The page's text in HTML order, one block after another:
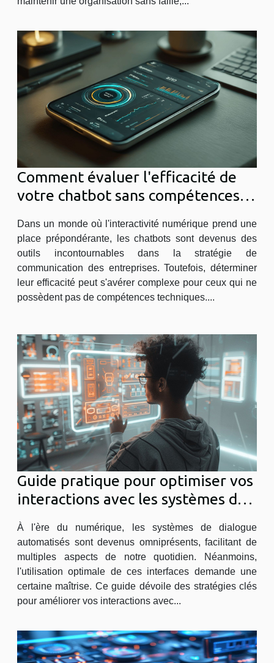
Comment évaluer l'efficacité de
votre chatbot sans compétences
Dans un monde où l'interactivité numérique prend une
place prépondérante, les chatbots sont devenus des
outils incontournables dans la stratégie de
communication des entreprises. Toutefois, déterminer
leur efficacité peut s'avérer complexe pour ceux qui ne
possèdent pas de compétences techniques....
Guide pratique pour optimiser vos
interactions avec les systèmes de
dialogue automatisés
À l'ère du numérique, les systèmes de dialogue
automatisés sont devenus omniprésents, facilitant de
multiples aspects de notre quotidien. Néanmoins,
l'utilisation optimale de ces interfaces demande une
certaine maîtrise. Ce guide dévoile des stratégies clés
pour améliorer vos interactions avec...